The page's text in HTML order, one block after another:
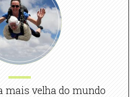
mais velha do mundo